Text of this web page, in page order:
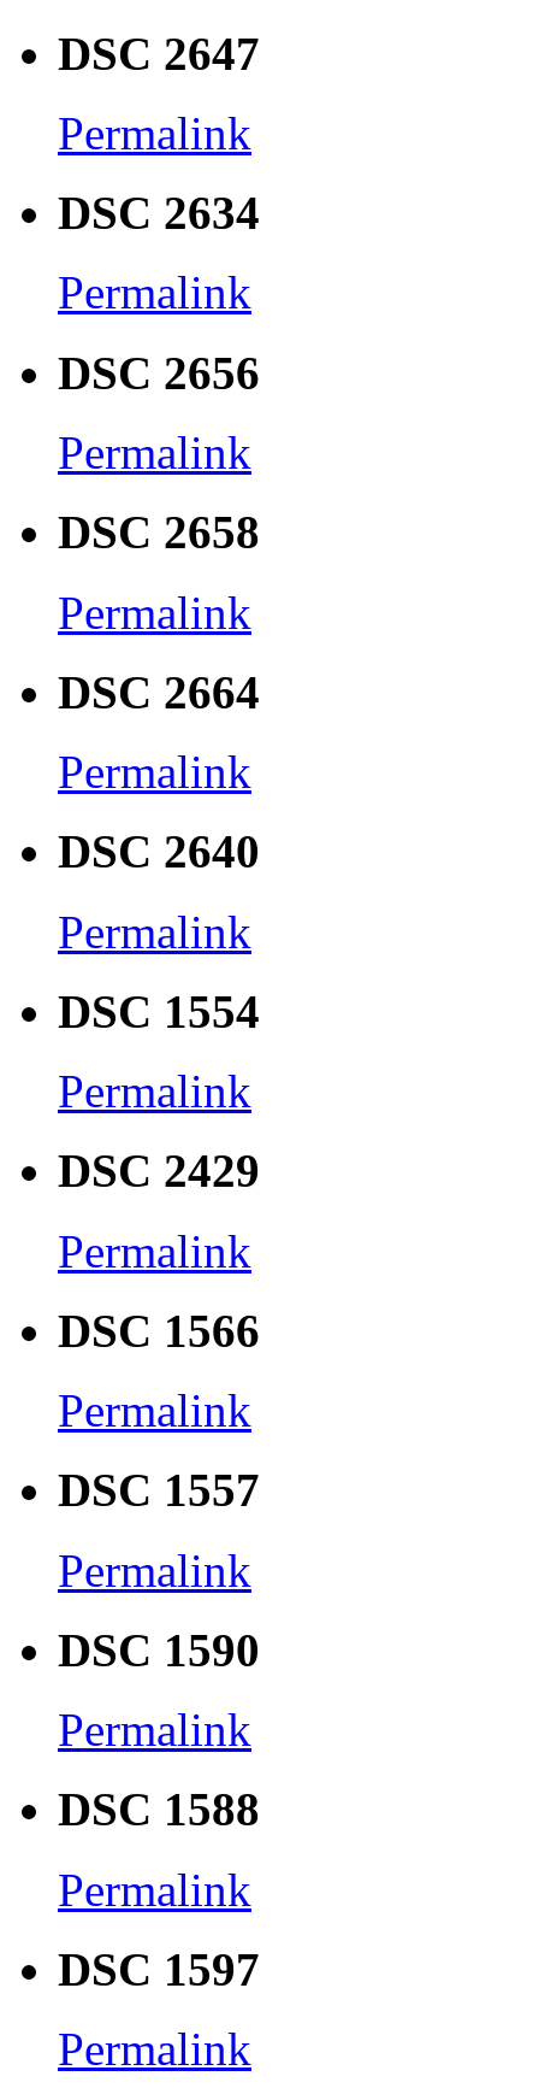
DSC 2647
Permalink
DSC 2634
Permalink
DSC 2656
Permalink
DSC 2658
Permalink
DSC 2664
Permalink
DSC 2640
Permalink
DSC 1554
Permalink
DSC 2429
Permalink
DSC 1566
Permalink
DSC 1557
Permalink
DSC 1590
Permalink
DSC 1588
Permalink
DSC 1597
Permalink